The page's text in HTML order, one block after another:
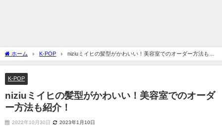
ホーム K-POP
niziuミイヒの髪型がかわいい！美容室でのオーダー方法も紹
介！
K-POP
niziuミイヒの髪型がかわいい！美容室でのオーダ
ー方法も紹介！
2022年10月30日 2023年1月10日